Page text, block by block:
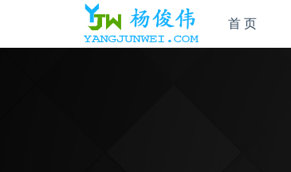
首 页